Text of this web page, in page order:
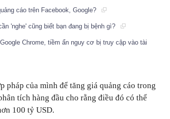
cáo trên Facebook, Google?
'nghe' cũng biết bạn đang bị bệnh gì?
Chrome, tiềm ẩn nguy cơ bị truy cập vào tài
pháp của mình để tăng giá quảng cáo trong
tích hàng đầu cho rằng điều đó có thể
100 tỷ USD.